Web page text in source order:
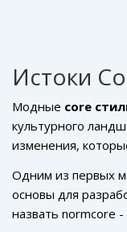
Истоки
Модные core
культурного
изменения,
молодежь начала
самовыражению
одежде. Этот
Одним из первых
основы для
назвать normcore -